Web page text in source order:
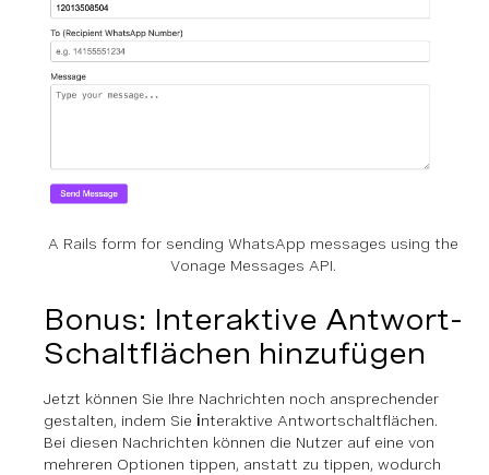
A Rails form for sending WhatsApp messages using the
Vonage Messages API.
Bonus: Interaktive Antwort-
Schaltflächen hinzufügen
Jetzt können Sie Ihre Nachrichten noch ansprechender
gestalten, indem Sie interaktive Antwortschaltflächen.
Bei diesen Nachrichten können die Nutzer auf eine von
mehreren Optionen tippen, anstatt zu tippen, wodurch